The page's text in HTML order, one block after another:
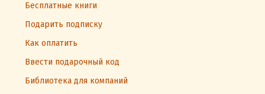
Бесплатные книги
Подарить подписку
Как оплатить
Ввести подарочный код
Библиотека для компаний